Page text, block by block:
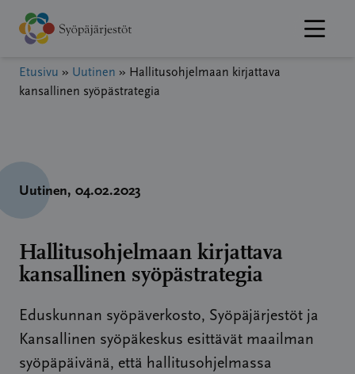
Hyppää
sisältöön
Etusivu » Uutinen » Hallitusohjelmaan kirjattava
kansallinen syöpästrategia
Uutinen, 04.02.2023
Hallitusohjelmaan kirjattava
kansallinen syöpästrategia
Eduskunnan syöpäverkosto, Syöpäjärjestöt ja
Kansallinen syöpäkeskus esittävät maailman
syöpäpäivänä, että hallitusohjelmassa